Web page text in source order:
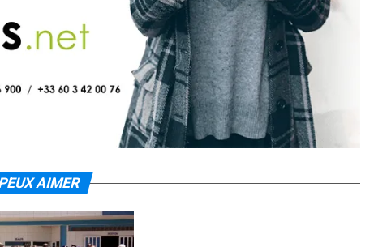
AIMER